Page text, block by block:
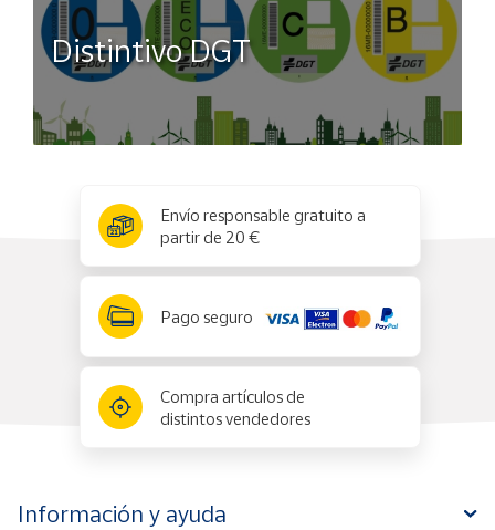
Distintivo DGT
Envío responsable gratuito a
partir de 20 €
Pago seguro
Compra artículos de
distintos vendedores
Información y ayuda